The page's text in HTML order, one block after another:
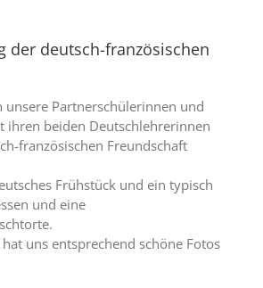
der deutsch-französischen
unsere Partnerschülerinnen und
ihren beiden Deutschlehrerinnen
französischen Freundschaft
Frühstück und ein typisch
und eine
uns entsprechend schöne Fotos